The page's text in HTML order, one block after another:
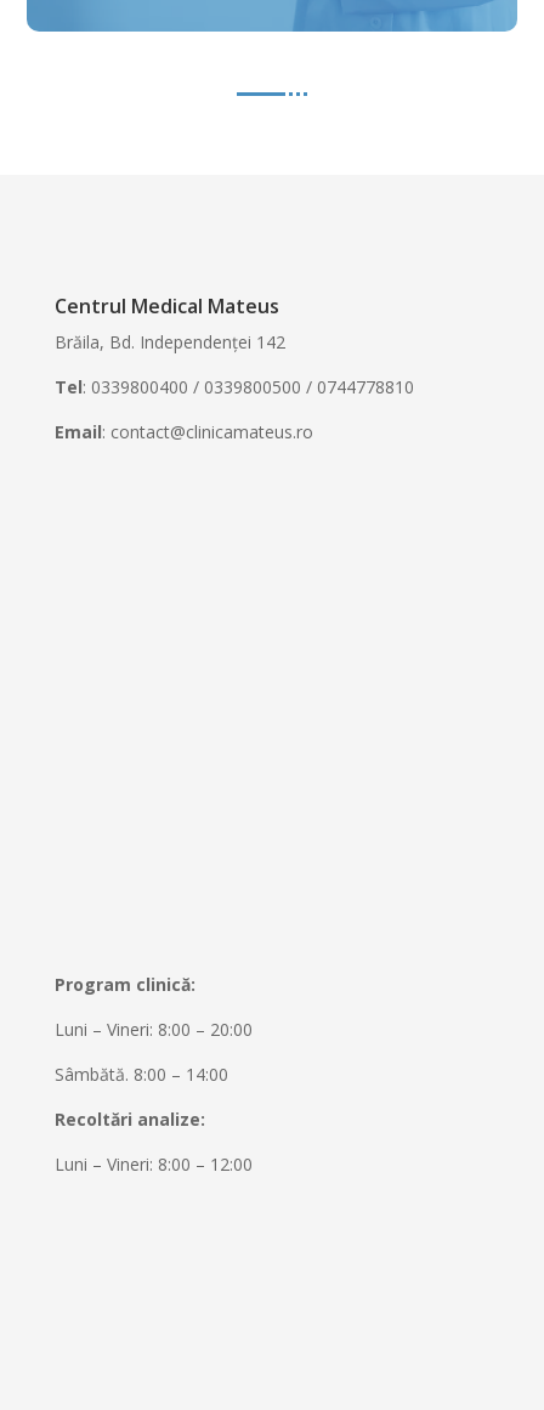
Centrul Medical Mateus
Brăila, Bd. Independenței 142
Tel: 0339800400 / 0339800500 / 0744778810
Email: contact@clinicamateus.ro
Program clinică:
Luni – Vineri: 8:00 – 20:00
Sâmbătă. 8:00 – 14:00
Recoltări analize:
Luni – Vineri: 8:00 – 12:00